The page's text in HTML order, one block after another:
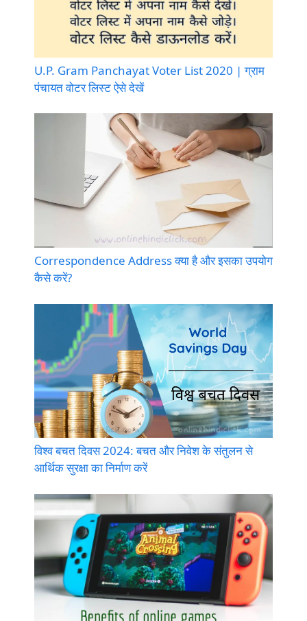
U.P. Gram Panchayat Voter List 2020 | ग्राम
पंचायत वोटर लिस्ट ऐसे देखें
Correspondence Address क्या है और इसका उपयोग
कैसे करें?
विश्व बचत दिवस 2024: बचत और निवेश के संतुलन से
आर्थिक सुरक्षा का निर्माण करें